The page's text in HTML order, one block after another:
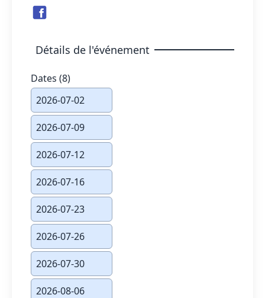
Détails de l'événement
Dates (8)
2026-07-02
2026-07-09
2026-07-12
2026-07-16
2026-07-23
2026-07-26
2026-07-30
2026-08-06